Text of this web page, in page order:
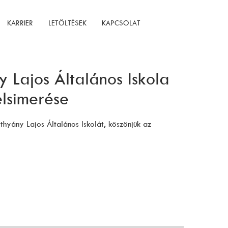
KARRIER LETÖLTÉSEK KAPCSOLAT
Lajos Általános Iskola
Lajos Általános Iskolát, köszönjük az